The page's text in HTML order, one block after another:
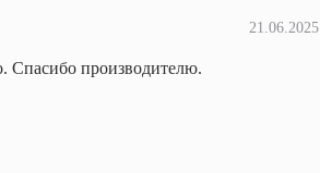
21.06.2025
Спасибо производителю.